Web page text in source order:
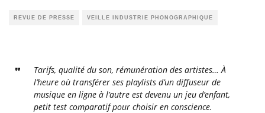
REVUE DE PRESSE VEILLE INDUSTRIE PHONOGRAPHIQUE
Tarifs, qualité du son, rémunération des artistes… À
l’heure où transférer ses playlists d’un diffuseur de
musique en ligne à l’autre est devenu un jeu d’enfant,
petit test comparatif pour choisir en conscience.